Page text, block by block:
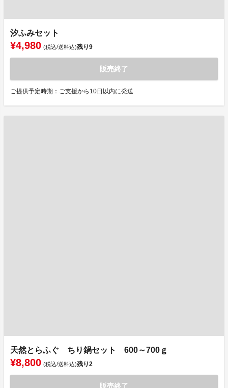
汐ふみセット
¥4,980 (税込/送料込)残り9
販売終了
ご提供予定時期：ご支援から10日以内に発送
天然とらふぐ ちり鍋セット 600～700ｇ
¥8,800 (税込/送料込)残り2
販売終了